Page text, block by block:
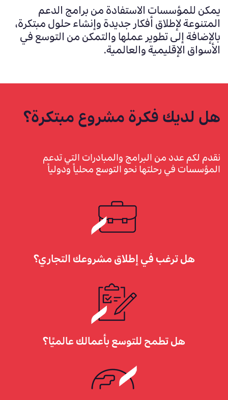
يمكنللمؤسساتالاستفادة من برامجالدعم
المتنوعة لإطلاق أفكار جديدة وإنشاء حلول مبتكرة،
بالإضافة إلى تطوير عملها والتمكن من التوسع في
الأسواق الإقليمية والعالمية.
هل لديك فكرة مشروع مبتكرة؟
نقدم لكم عدد من البرامج والمبادرات التي تدعم
المؤسسات في رحلتها نحو التوسع محلياً ودولياً
هل ترغب في إطلاق مشروعك التجاري؟
هل تطمح للتوسع بأعمالك عالميًا؟